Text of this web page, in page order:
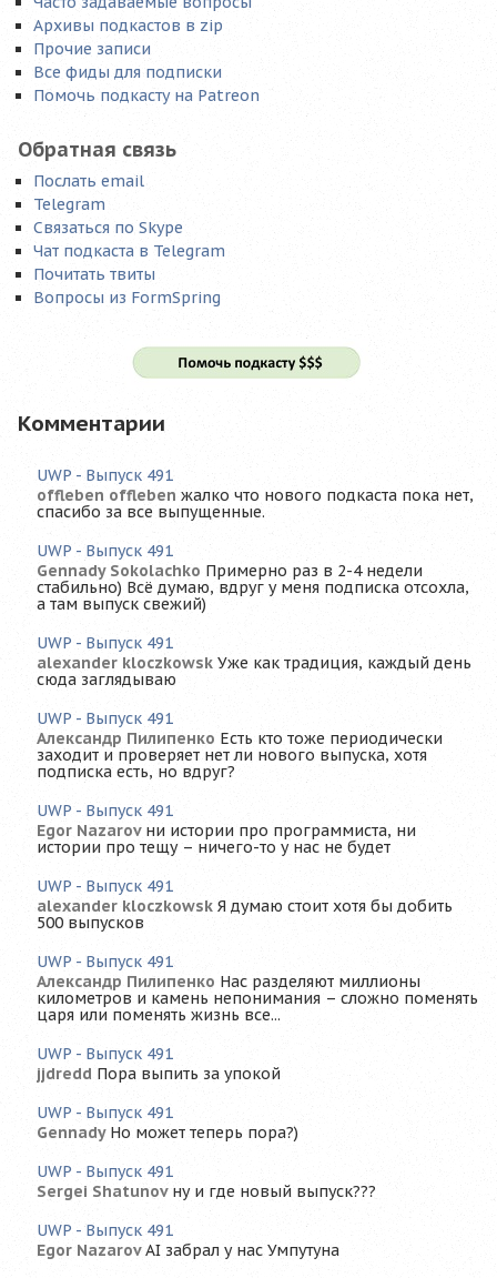
Архивы подкастов в zip
Прочие записи
Все фиды для подписки
Помочь подкасту на Patreon
Обратная связь
Послать email
Telegram
Связаться по Skype
Чат подкаста в Telegram
Почитать твиты
Вопросы из FormSpring
Комментарии
UWP - Выпуск 491
offleben offleben жалко что нового подкаста пока нет,
спасибо за все выпущенные.
UWP - Выпуск 491
Gennady Sokolachko Примерно раз в 2-4 недели
стабильно) Всё думаю, вдруг у меня подписка отсохла,
а там выпуск свежий)
UWP - Выпуск 491
alexander kloczkowsk Уже как традиция, каждый день
сюда заглядываю
UWP - Выпуск 491
Александр Пилипенко Есть кто тоже периодически
заходит и проверяет нет ли нового выпуска, хотя
подписка есть, но вдруг?
UWP - Выпуск 491
Egor Nazarov ни истории про программиста, ни
истории про тещу – ничего-то у нас не будет
UWP - Выпуск 491
alexander kloczkowsk Я думаю стоит хотя бы добить
500 выпусков
UWP - Выпуск 491
Александр Пилипенко Нас разделяют миллионы
километров и камень непонимания – сложно поменять
царя или поменять жизнь все...
UWP - Выпуск 491
jjdredd Пора выпить за упокой
UWP - Выпуск 491
Gennady Но может теперь пора?)
UWP - Выпуск 491
Sergei Shatunov ну и где новый выпуск???
UWP - Выпуск 491
Egor Nazarov AI забрал у нас Умпутуна